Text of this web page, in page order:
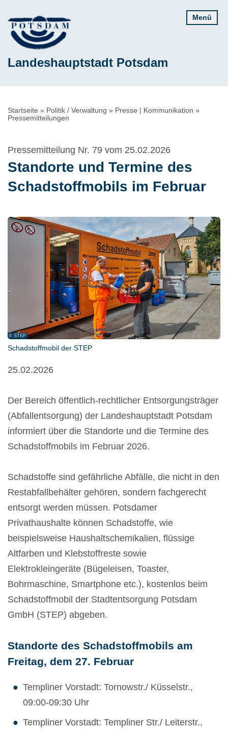
zum
Inhalt
Landeshauptstadt Potsdam
Menü
Pfadnavigation
Startseite Politik / Verwaltung
Presse | Kommunikation
Pressemitteilungen
Pressemitteilung Nr. 79 vom 25.02.2026
Standorte und Termine des
Schadstoffmobils im Februar
© STEP
Schadstoffmobil der STEP
25.02.2026
Der Bereich öffentlich-rechtlicher Entsorgungsträger
(Abfallentsorgung) der Landeshauptstadt Potsdam
informiert über die Standorte und die Termine des
Schadstoffmobils im Februar 2026.
Schadstoffe sind gefährliche Abfälle, die nicht in den
Restabfallbehälter gehören, sondern fachgerecht
entsorgt werden müssen. Potsdamer
Privathaushalte können Schadstoffe, wie
beispielsweise Haushaltschemikalien, flüssige
Altfarben und Klebstoffreste sowie
Elektrokleingeräte (Bügeleisen, Toaster,
Bohrmaschine, Smartphone etc.), kostenlos beim
Schadstoffmobil der Stadtentsorgung Potsdam
GmbH (STEP) abgeben.
Standorte des Schadstoffmobils am
Freitag, dem 27. Februar
Templiner Vorstadt: Tornowstr./ Küsselstr.,
09:00-09:30 Uhr
Templiner Vorstadt: Templiner Str./ Leiterstr.,